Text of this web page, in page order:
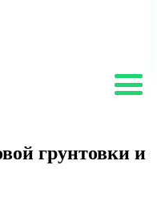
грунтовки и